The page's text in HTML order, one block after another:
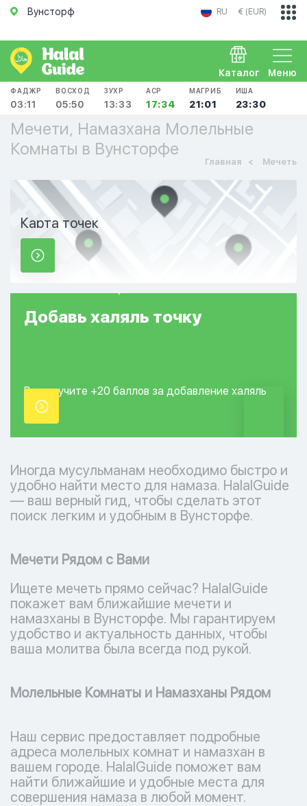
Вунсторф RU € (EUR)
Меню
Каталог
ФАДЖР
03:11
ВОСХОД
05:50
ЗУХР
13:33
АСР
17:34
МАГРИБ
21:01
ИША
23:30
Мечети, Намазхана Молельные
Комнаты в Вунсторфе
Главная Мечеть
Карта точек
Добавь халяль точку
Вы получите +20 баллов за добавление халяль
точки.
Иногда мусульманам необходимо быстро и
удобно найти место для намаза. HalalGuide
— ваш верный гид, чтобы сделать этот
поиск легким и удобным в Вунсторфе.
Мечети Рядом с Вами
Ищете мечеть прямо сейчас? HalalGuide
покажет вам ближайшие мечети и
намазханы в Вунсторфе. Мы гарантируем
удобство и актуальность данных, чтобы
ваша молитва была всегда под рукой.
Молельные Комнаты и Намазханы Рядом
Наш сервис предоставляет подробные
адреса молельных комнат и намазхан в
вашем городе. HalalGuide поможет вам
найти ближайшие и удобные места для
совершения намаза в любой момент.